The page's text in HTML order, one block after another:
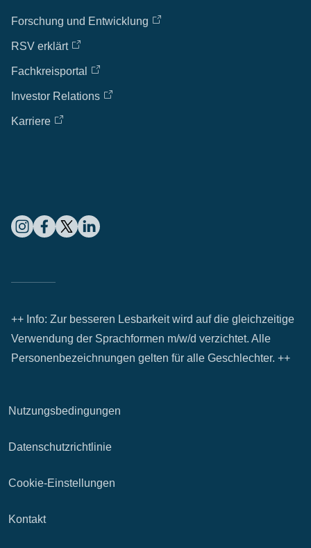
Forschung und Entwicklung
RSV erklärt
Fachkreisportal
Investor Relations
Karriere
++ Info: Zur besseren Lesbarkeit wird auf die gleichzeitige
Verwendung der Sprachformen m/w/d verzichtet. Alle
Personenbezeichnungen gelten für alle Geschlechter. ++
Nutzungsbedingungen
Datenschutzrichtlinie
Cookie-Einstellungen
Kontakt